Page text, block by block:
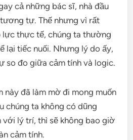
cả những bác sĩ, nhà đầu
tự. Thế nhưng vì rất
lực thực tế, chúng ta thường
lại tiếc nuối. Nhưng lý do ấy,
so đo giữa cảm tính và logic.
này đã làm mờ đi mong muốn
chúng ta không có dũng
với lý trí, thì sẽ không bao giờ
cảm tính.